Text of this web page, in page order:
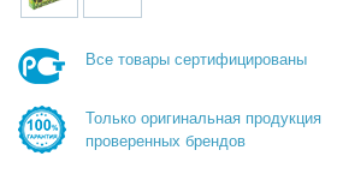
Все товары сертифицированы
Только оригинальная продукция
проверенных брендов